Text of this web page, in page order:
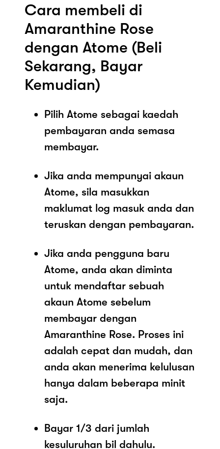
Cara membeli di
Amaranthine Rose
dengan Atome (Beli
Sekarang, Bayar
Kemudian)
Pilih Atome sebagai kaedah
pembayaran anda semasa
membayar.
Jika anda mempunyai akaun
Atome, sila masukkan
maklumat log masuk anda dan
teruskan dengan pembayaran.
Jika anda pengguna baru
Atome, anda akan diminta
untuk mendaftar sebuah
akaun Atome sebelum
membayar dengan
Amaranthine Rose. Proses ini
adalah cepat dan mudah, dan
anda akan menerima kelulusan
hanya dalam beberapa minit
saja.
Bayar 1/3 dari jumlah
kesuluruhan bil dahulu.